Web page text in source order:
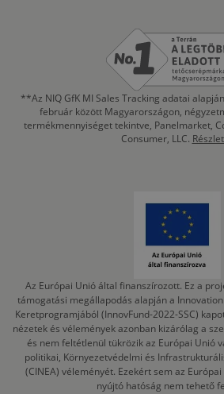
**Az NIQ GfK MI Sales Tracking adatai
február között Magyarországon,
termékmennyiséget tekintve, Panelmarket,
Consumer, LLC.
Az Európai Unió által finanszírozott. Ez a
támogatási megállapodás alapján a
Keretprogramjából (InnovFund-2022-SSC)
nézetek és vélemények azonban kizárólag a
és nem feltétlenül tükrözik az Európai Unió
politikai, Környezetvédelmi és
(CINEA) véleményét. Ezekért sem az
nyújtó hatóság nem tehető